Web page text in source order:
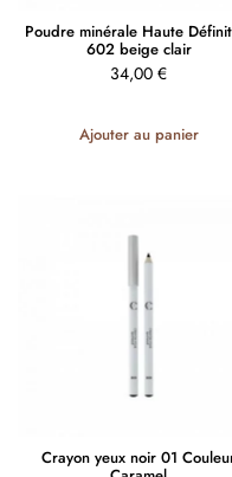
Poudre minérale Haute
602 beige clair
34,00 €
Ajouter au panier
Crayon yeux noir 01